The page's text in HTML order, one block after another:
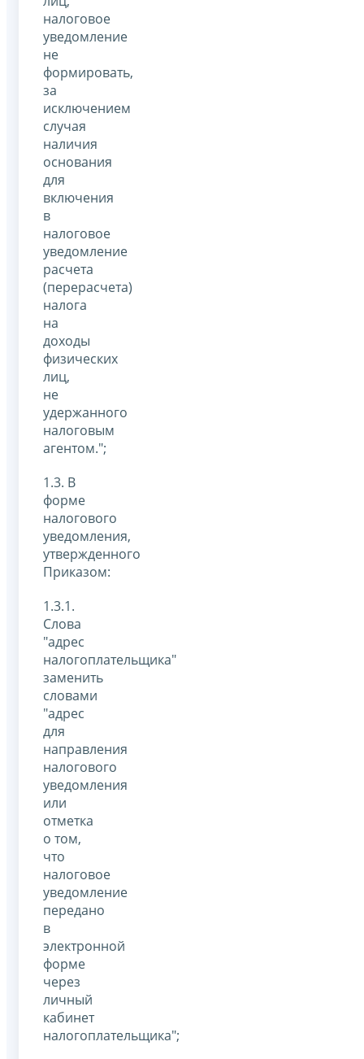
налоговое
уведомление
не
формировать,
за
исключением
случая
наличия
основания
для
включения
в
налоговое
уведомление
расчета
(перерасчета)
налога
на
доходы
физических
лиц,
не
удержанного
налоговым
агентом.";
1.3. В
форме
налогового
уведомления,
утвержденного
Приказом:
1.3.1.
Слова
"адрес
налогоплательщика"
заменить
словами
"адрес
для
направления
налогового
уведомления
или
отметка
о том,
что
налоговое
уведомление
передано
в
электронной
форме
через
личный
кабинет
налогоплательщика";